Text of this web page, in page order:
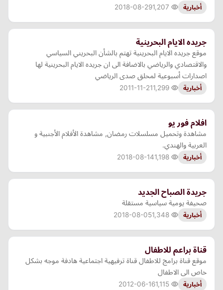
أخبارية 2018-08-29
جريده الايام البحرينية
موقع جريده الايام البحرينية تهتم بالشأن البحريني السياسي
والاقتصادي والرياضي بالاضافة الى ان جريده الايام البحرينية لها
اصدارات أسبوعية لمحلق صدى الرياضي
أخبارية 2011-11-21
افلام فور يو
مشاهدة وتحميل مسلسلات رمضان, مشاهدة الأفلام الأجنبية و
العربية والهندي.
أخبارية 2018-08-14
جريدة الصباح الجديد
صحيفة يومية سياسية مستقلة
أخبارية 2018-08-05
قناة براعم للاطفال
موقع قناة برامج للاطفال قناة ترفيهية اجتماعية هادفة موجه بشكل
خاص الى الاطفال
أخبارية 2012-06-16